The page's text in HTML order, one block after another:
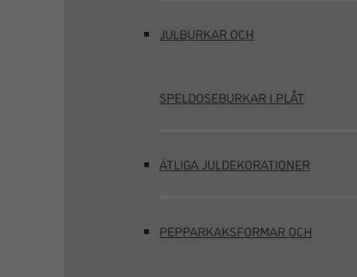
JULBURKAR OCH
SPELDOSEBURKAR I PLÅT
ÄTLIGA JULDEKORATIONER
PEPPARKAKSFORMAR OCH